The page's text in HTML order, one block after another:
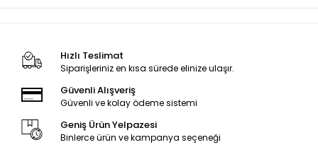
Hızlı Teslimat
Siparişleriniz en kısa sürede elinize ulaşır.
Güvenli Alışveriş
Güvenli ve kolay ödeme sistemi
Geniş Ürün Yelpazesi
Binlerce ürün ve kampanya seçeneği